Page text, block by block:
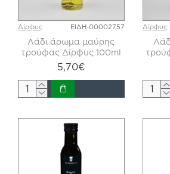
Δίρφυς ΕΙΔΗ-00002757
Λάδι άρωμα μαύρης
τρούφας Δίρφυς 100ml
5,70€
Δίρφυς